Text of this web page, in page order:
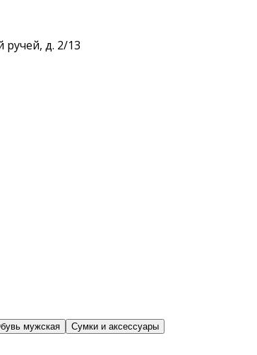
ручей, д. 2/13
мужская Сумки и аксессуары